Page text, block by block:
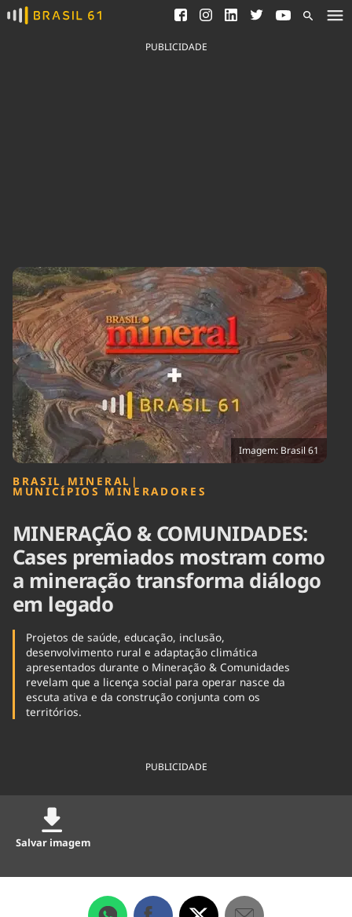
Ver todas as notícias
Saneamento
Indicadores
Agronegócios
Brasil
Brasil Mineral
Ciência &
Tecnologia
Cinema
Comportamento
Cultura
Economia
Educação
Infraestrutura
Internacional
Meio Ambiente
Podcast
Política
Saúde
Tempo
PUBLICIDADE
Imagem: Brasil 61
BRASIL MINERAL |
MUNICÍPIOS MINERADORES
MINERAÇÃO & COMUNIDADES:
Cases premiados mostram como
a mineração transforma diálogo
em legado
Projetos de saúde, educação, inclusão,
desenvolvimento rural e adaptação climática
apresentados durante o Mineração & Comunidades
revelam que a licença social para operar nasce da
escuta ativa e da construção conjunta com os
territórios.
PUBLICIDADE
Salvar imagem